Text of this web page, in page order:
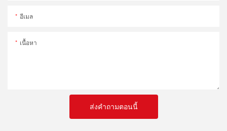
อีเมล
เนื้อหา
ส่งคำถามตอนนี้